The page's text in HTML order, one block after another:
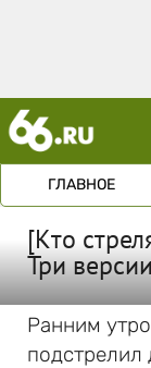
ГЛАВНОЕ
[Кто
Три
Ранним